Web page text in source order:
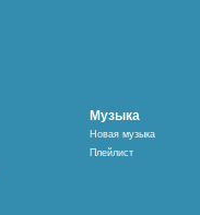
Музыка
Новая музыка
Плейлист